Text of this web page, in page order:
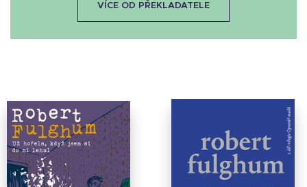
VÍCE OD PŘEKLADATELE